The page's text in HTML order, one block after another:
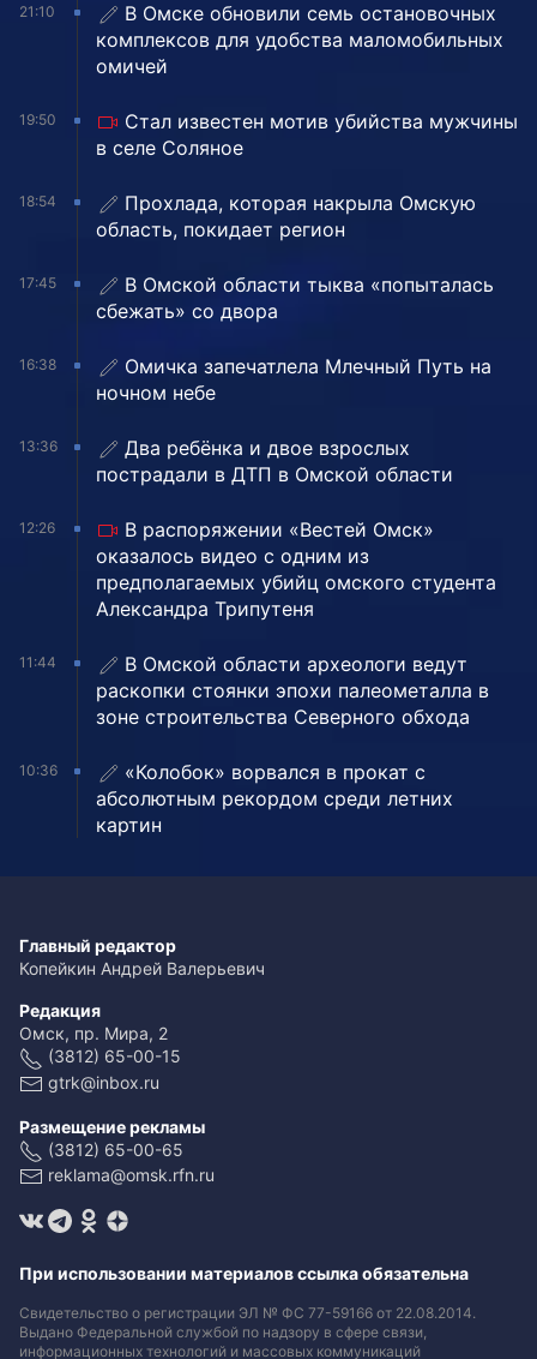
21:10
В Омске обновили семь остановочных
комплексов для удобства маломобильных
омичей
19:50
Стал известен мотив убийства мужчины
в селе Соляное
18:54
Прохлада, которая накрыла Омскую
область, покидает регион
17:45
В Омской области тыква «попыталась
сбежать» со двора
16:38
Омичка запечатлела Млечный Путь на
ночном небе
13:36
Два ребёнка и двое взрослых
пострадали в ДТП в Омской области
12:26
В распоряжении «Вестей Омск»
оказалось видео с одним из
предполагаемых убийц омского студента
Александра Трипутеня
11:44
В Омской области археологи ведут
раскопки стоянки эпохи палеометалла в
зоне строительства Северного обхода
10:36
«Колобок» ворвался в прокат с
абсолютным рекордом среди летних
картин
Главный редактор
Копейкин Андрей Валерьевич
Редакция
Омск, пр. Мира, 2
(3812) 65-00-15
gtrk@inbox.ru
Размещение рекламы
(3812) 65-00-65
reklama@omsk.rfn.ru
При использовании материалов ссылка обязательна
Свидетельство о регистрации ЭЛ № ФС 77-59166 от 22.08.2014.
Выдано Федеральной службой по надзору в сфере связи,
информационных технологий и массовых коммуникаций